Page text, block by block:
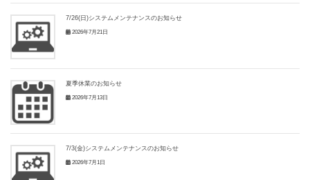
7/26(日)システムメンテナンスのお知らせ
2026年7月21日
夏季休業のお知らせ
2026年7月13日
7/3(金)システムメンテナンスのお知らせ
2026年7月1日